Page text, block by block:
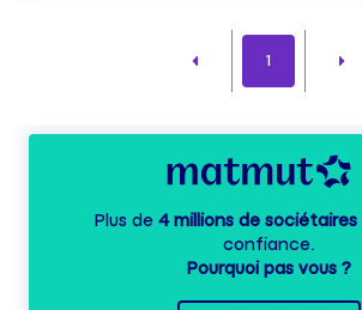
1
Plus de 4 millions de sociétaires
confiance.
Pourquoi pas vous ?